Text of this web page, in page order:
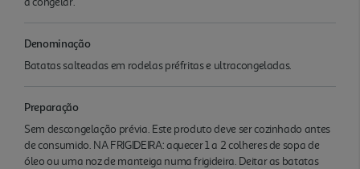
Denominação
Batatas salteadas em rodelas préfritas e ultracongeladas.
Preparação
Sem descongelação prévia. Este produto deve ser cozinhado antes
de consumido. NA FRIGIDEIRA: aquecer 1 a 2 colheres de sopa de
óleo ou uma noz de manteiga numa frigideira. Deitar as batatas